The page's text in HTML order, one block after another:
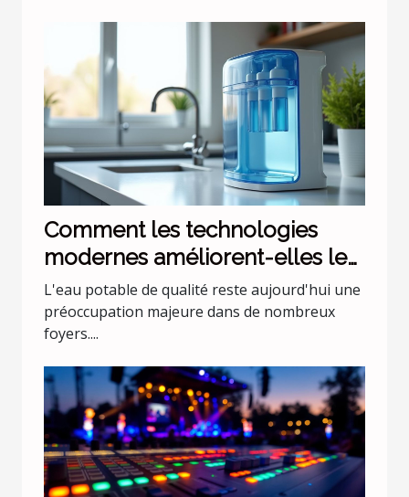
Comment les technologies
modernes améliorent-elles le
traitement de l'eau domestique
?
L'eau potable de qualité reste aujourd'hui une
préoccupation majeure dans de nombreux
foyers....